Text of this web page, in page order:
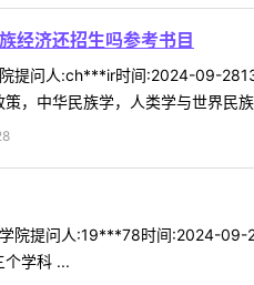
经济还招生吗参考书目
提问人:ch***ir时间:2024-09-
，中华民族学，人类学与世界民
院提问人:19***78时间:2024-
个学科 ...